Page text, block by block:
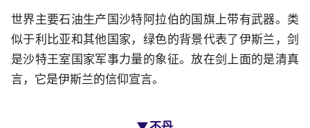
世界主要石油生产国沙特阿拉伯的国旗上带有武器。类
似于利比亚和其他国家，绿色的背景代表了伊斯兰，剑
是沙特王室国家军事力量的象征。放在剑上面的是清真
言，它是伊斯兰的信仰宣言。